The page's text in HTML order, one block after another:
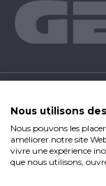
INFOS UTILES
Nous utilisons
Nous pouvons les
améliorer notre site
vivre une expérience
que nous utilisons,